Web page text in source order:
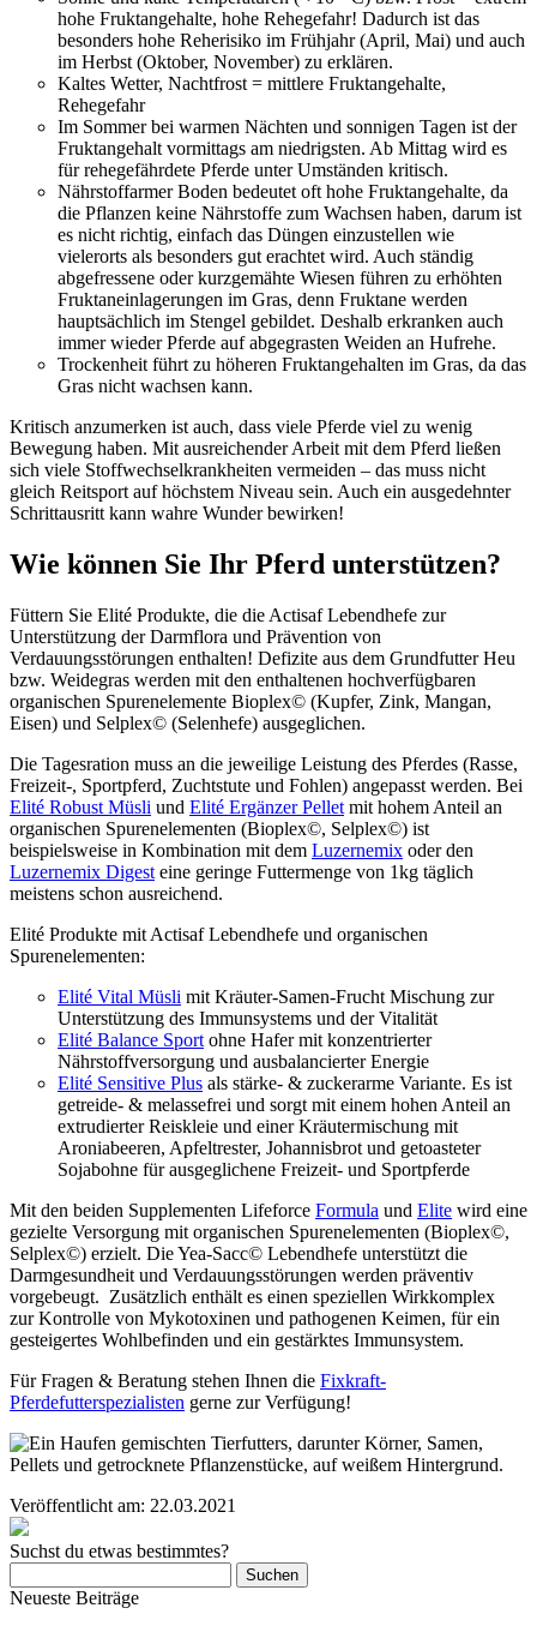
hohe Fruktangehalte, hohe Rehegefahr! Dadurch ist das
besonders hohe Reherisiko im Frühjahr (April, Mai) und auch
im Herbst (Oktober, November) zu erklären.
Kaltes Wetter, Nachtfrost = mittlere Fruktangehalte,
Rehegefahr
Im Sommer bei warmen Nächten und sonnigen Tagen ist der
Fruktangehalt vormittags am niedrigsten. Ab Mittag wird es
für rehegefährdete Pferde unter Umständen kritisch.
Nährstoffarmer Boden bedeutet oft hohe Fruktangehalte, da
die Pflanzen keine Nährstoffe zum Wachsen haben, darum ist
es nicht richtig, einfach das Düngen einzustellen wie
vielerorts als besonders gut erachtet wird. Auch ständig
abgefressene oder kurzgemähte Wiesen führen zu erhöhten
Fruktaneinlagerungen im Gras, denn Fruktane werden
hauptsächlich im Stengel gebildet. Deshalb erkranken auch
immer wieder Pferde auf abgegrasten Weiden an Hufrehe.
Trockenheit führt zu höheren Fruktangehalten im Gras, da das
Gras nicht wachsen kann.
Kritisch anzumerken ist auch, dass viele Pferde viel zu wenig
Bewegung haben. Mit ausreichender Arbeit mit dem Pferd ließen
sich viele Stoffwechselkrankheiten vermeiden – das muss nicht
gleich Reitsport auf höchstem Niveau sein. Auch ein ausgedehnter
Schrittausritt kann wahre Wunder bewirken!
Wie können Sie Ihr Pferd unterstützen?
Füttern Sie Elité Produkte, die die Actisaf Lebendhefe zur
Unterstützung der Darmflora und Prävention von
Verdauungsstörungen enthalten! Defizite aus dem Grundfutter Heu
bzw. Weidegras werden mit den enthaltenen hochverfügbaren
organischen Spurenelemente Bioplex© (Kupfer, Zink, Mangan,
Eisen) und Selplex© (Selenhefe) ausgeglichen.
Die Tagesration muss an die jeweilige Leistung des Pferdes (Rasse,
Freizeit-, Sportpferd, Zuchtstute und Fohlen) angepasst werden. Bei
Elité Robust Müsli und Elité Ergänzer Pellet mit hohem Anteil an
organischen Spurenelementen (Bioplex©, Selplex©) ist
beispielsweise in Kombination mit dem Luzernemix oder den
Luzernemix Digest eine geringe Futtermenge von 1kg täglich
meistens schon ausreichend.
Elité Produkte mit Actisaf Lebendhefe und organischen
Spurenelementen:
Elité Vital Müsli mit Kräuter-Samen-Frucht Mischung zur
Unterstützung des Immunsystems und der Vitalität
Elité Balance Sport ohne Hafer mit konzentrierter
Nährstoffversorgung und ausbalancierter Energie
Elité Sensitive Plus als stärke- & zuckerarme Variante. Es ist
getreide- & melassefrei und sorgt mit einem hohen Anteil an
extrudierter Reiskleie und einer Kräutermischung mit
Aroniabeeren, Apfeltrester, Johannisbrot und getoasteter
Sojabohne für ausgeglichene Freizeit- und Sportpferde
Mit den beiden Supplementen Lifeforce Formula und Elite wird eine
gezielte Versorgung mit organischen Spurenelementen (Bioplex©,
Selplex©) erzielt. Die Yea-Sacc© Lebendhefe unterstützt die
Darmgesundheit und Verdauungsstörungen werden präventiv
vorgebeugt. Zusätzlich enthält es einen speziellen Wirkkomplex
zur Kontrolle von Mykotoxinen und pathogenen Keimen, für ein
gesteigertes Wohlbefinden und ein gestärktes Immunsystem.
Für Fragen & Beratung stehen Ihnen die Fixkraft-
Pferdefutterspezialisten gerne zur Verfügung!
Veröffentlicht am: 22.03.2021
Suchst du etwas bestimmtes?
nach:
Neueste Beiträge